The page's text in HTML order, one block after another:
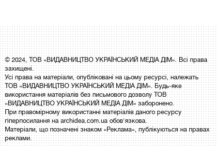
© 2024, ТОВ «ВИДАВНИЦТВО УКРАЇНСЬКИЙ МЕДІА ДІМ». Всі права
захищені.
Усі права на матеріали, опубліковані на цьому ресурсі, належать
ТОВ «ВИДАВНИЦТВО УКРАЇНСЬКИЙ МЕДІА ДІМ». Будь-яке
використання матеріалів без письмового дозволу ТОВ
«ВИДАВНИЦТВО УКРАЇНСЬКИЙ МЕДІА ДІМ» заборонено.
При правомірному використанні матеріалів даного ресурсу
гіперпосилання на archidea.com.ua обов'язкова.
Матеріали, що позначені знаком «Реклама», публікуються на правах
реклами.